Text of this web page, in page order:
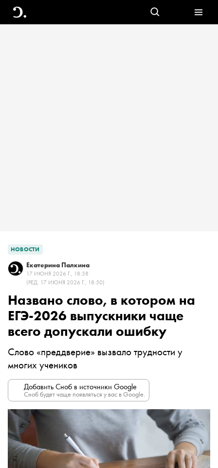
НОВОСТИ
Екатерина Палкина
17 ИЮНЯ 2026 Г., 18:38
(РЕД. 17 ИЮНЯ 2026 Г., 18:50)
Названо слово, в котором на
ЕГЭ-2026 выпускники чаще
всего допускали ошибку
Слово «преддверие» вызвало трудности у
многих учеников
Добавить Сноб в источники Google
Сноб будет чаще появляться у вас в Google.